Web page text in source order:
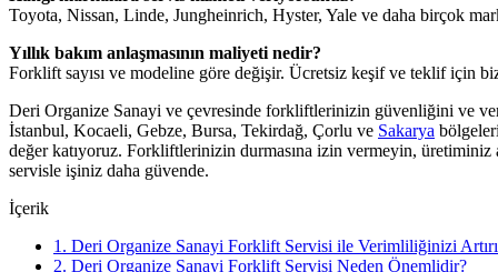
Toyota, Nissan, Linde, Jungheinrich, Hyster, Yale ve daha birçok
Yıllık bakım anlaşmasının maliyeti nedir?
Forklift sayısı ve modeline göre değişir. Ücretsiz keşif ve teklif için
Deri Organize Sanayi ve çevresinde forkliftlerinizin güvenliğini ve
İstanbul, Kocaeli, Gebze, Bursa, Tekirdağ, Çorlu ve Sakarya
değer katıyoruz. Forkliftlerinizin durmasına izin vermeyin, üretiminiz
servisle işiniz daha güvende.
İçerik
1. Deri Organize Sanayi Forklift Servisi ile Verimliliğinizi
2. Deri Organize Sanayi Forklift Servisi Neden Önemlidir?